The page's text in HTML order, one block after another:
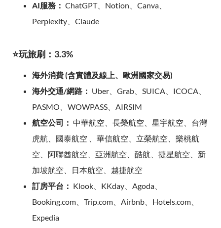
AI服務： ChatGPT、Notion、Canva、
Perplexity、Claude
⭐玩旅刷：3.3%
海外消費 (含實體及線上、歐洲國家交易)
海外交通/網路： Uber、Grab、SUICA、ICOCA、
PASMO、WOWPASS、AIRSIM
航空公司： 中華航空、長榮航空、星宇航空、台灣
虎航、國泰航空 、華信航空、立榮航空、樂桃航
空、阿聯酋航空、亞洲航空、酷航、捷星航空、新
加坡航空、日本航空、越捷航空
訂房平台： Klook、KKday、Agoda、
Booking.com、Trip.com、Airbnb、Hotels.com、
Expedia